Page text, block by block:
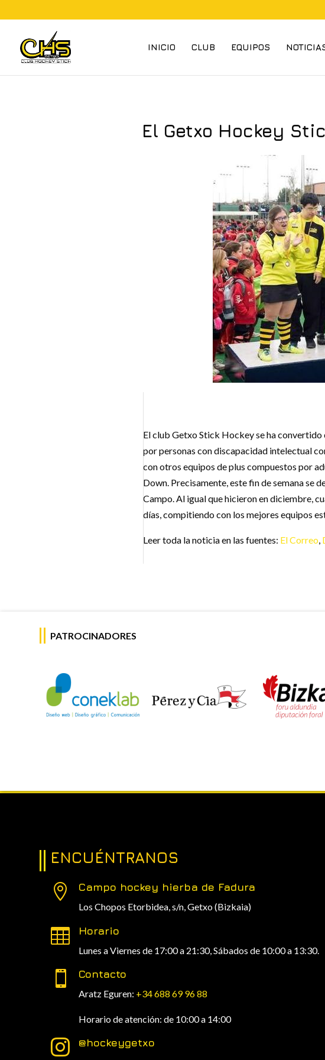
INICIO CLUB EQUIPOS
El Getxo Hockey
El club Getxo Stick Hockey se ha
por personas con discapacidad intelectual
con otros equipos de plus compuestos por
Down. Precisamente, este fin de semana se
Campo. Al igual que hicieron en diciembre,
días, compitiendo con los mejores equipos
Leer toda la noticia en las fuentes: El Correo,
PATROCINADORES
ENCUÉNTRANOS
 Campo hockey hierba de Fadura
Los Chopos Etorbidea, s/n,Getxo (Bizkaia)
 Horario
Lunes a Viernes de 17:00 a 21:30, Sábados de 10:00 a 13:30.
 Contacto
Aratz Eguren: +34 688 69 96 88
Horario de atención: de 10:00 a 14:00
 @hockeygetxo